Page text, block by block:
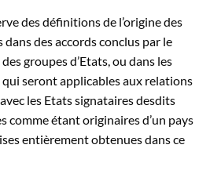
des définitions de l’origine des
des accords conclus par le
groupes d’Etats, ou dans les
seront appli­cables aux relations
les Etats signataires des­dits
comme étant originaires d’un pays
entièrement obtenues dans ce